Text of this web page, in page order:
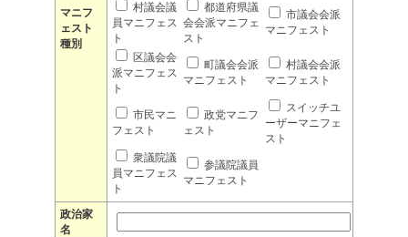
マニフ
ェスト
種別
村議会議
員マニフェス
ト
都道府県議
会会派マニフェ
スト
市議会会派
マニフェスト
区議会会
派マニフェス
ト
町議会会派
マニフェスト
村議会会派
マニフェスト
市民マニ
フェスト
政党マニフ
ェスト
スイッチユ
ーザーマニフェ
スト
衆議院議
員マニフェス
ト
参議院議員
マニフェスト
政治家
名